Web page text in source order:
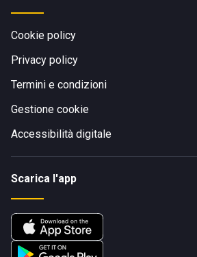
Cookie policy
Privacy policy
Termini e condizioni
Gestione cookie
Accessibilità digitale
Scarica l'app